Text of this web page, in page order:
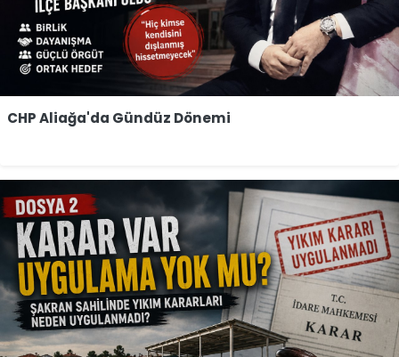
CHP Aliağa'da Gündüz Dönemi